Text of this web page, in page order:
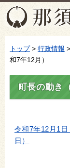
トップ> 行政情報 >
和7年12月）
町長の動き
令和7年12月1
日）